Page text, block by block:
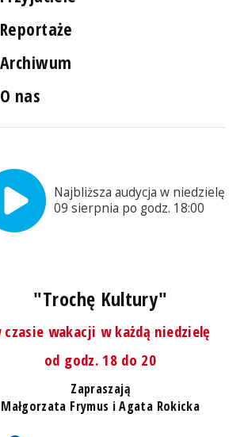
Reportaże
Archiwum
O nas
Najbliższa audycja w niedzielę,
09 sierpnia po godz. 18:00
"Trochę Kultury"
czasie wakacji w każdą niedzielę
od godz. 18 do 20
Zapraszają
Małgorzata Frymus i Agata Rokicka